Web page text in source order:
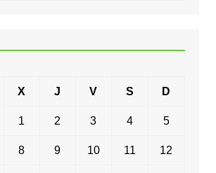
X J V S D
1 2 3 4 5
8 9 10 11 12